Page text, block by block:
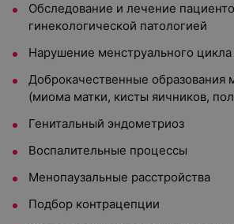
Обследование и лечение
гинекологической патологией
Нарушение менструального цикла
Доброкачественные образования
(миома матки, кисты яичников,
Генитальный эндометриоз
Воспалительные процессы
Менопаузальные расстройства
Подбор контрацепции